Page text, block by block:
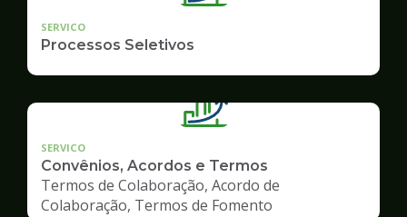
SERVICO
Processos Seletivos
SERVICO
Convênios, Acordos e Termos
Termos de Colaboração, Acordo de
Colaboração, Termos de Fomento